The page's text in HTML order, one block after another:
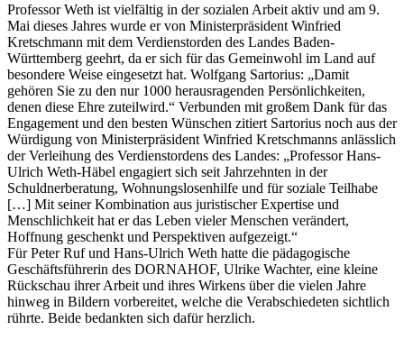
Professor Weth ist vielfältig in der sozialen Arbeit aktiv und am 9.
Mai dieses Jahres wurde er von Ministerpräsident Winfried
Kretschmann mit dem Verdienstorden des Landes Baden-
Württemberg geehrt, da er sich für das Gemeinwohl im Land auf
besondere Weise eingesetzt hat. Wolfgang Sartorius: „Damit
gehören Sie zu den nur 1000 herausragenden Persönlichkeiten,
denen diese Ehre zuteilwird.“ Verbunden mit großem Dank für das
Engagement und den besten Wünschen zitiert Sartorius noch aus der
Würdigung von Ministerpräsident Winfried Kretschmanns anlässlich
der Verleihung des Verdienstordens des Landes: „Professor Hans-
Ulrich Weth-Häbel engagiert sich seit Jahrzehnten in der
Schuldnerberatung, Wohnungslosenhilfe und für soziale Teilhabe
[…] Mit seiner Kombination aus juristischer Expertise und
Menschlichkeit hat er das Leben vieler Menschen verändert,
Hoffnung geschenkt und Perspektiven aufgezeigt.“
Für Peter Ruf und Hans-Ulrich Weth hatte die pädagogische
Geschäftsführerin des DORNAHOF, Ulrike Wachter, eine kleine
Rückschau ihrer Arbeit und ihres Wirkens über die vielen Jahre
hinweg in Bildern vorbereitet, welche die Verabschiedeten sichtlich
rührte. Beide bedankten sich dafür herzlich.